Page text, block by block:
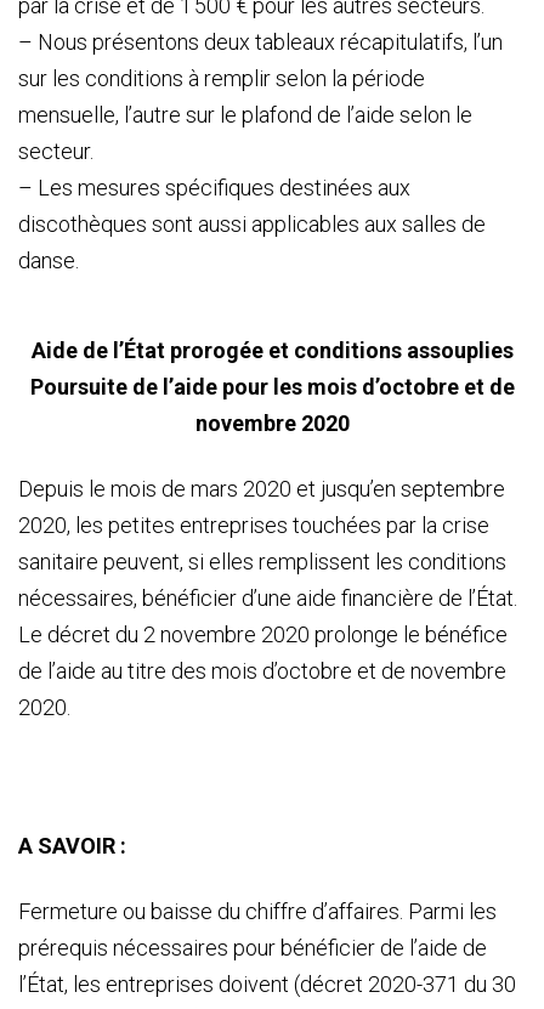
par la crise et de 1 500 € pour les autres secteurs.
– Nous présentons deux tableaux récapitulatifs, l’un
sur les conditions à remplir selon la période
mensuelle, l’autre sur le plafond de l’aide selon le
secteur.
– Les mesures spécifiques destinées aux
discothèques sont aussi applicables aux salles de
danse.
Aide de l’État prorogée et conditions assouplies
Poursuite de l’aide pour les mois d’octobre et de
novembre 2020
Depuis le mois de mars 2020 et jusqu’en septembre
2020, les petites entreprises touchées par la crise
sanitaire peuvent, si elles remplissent les conditions
nécessaires, bénéficier d’une aide financière de l’État.
Le décret du 2 novembre 2020 prolonge le bénéfice
de l’aide au titre des mois d’octobre et de novembre
2020.
A SAVOIR :
Fermeture ou baisse du chiffre d’affaires. Parmi les
prérequis nécessaires pour bénéficier de l’aide de
l’État, les entreprises doivent (décret 2020-371 du 30